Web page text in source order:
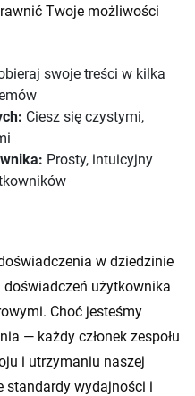
Twoje możliwości
swoje treści w kilka
Ciesz się czystymi,
Prosty, intuicyjny
w dziedzinie
użytkownika
Choć jesteśmy
— każdy członek zespołu
i utrzymaniu naszej
standardy wydajności i